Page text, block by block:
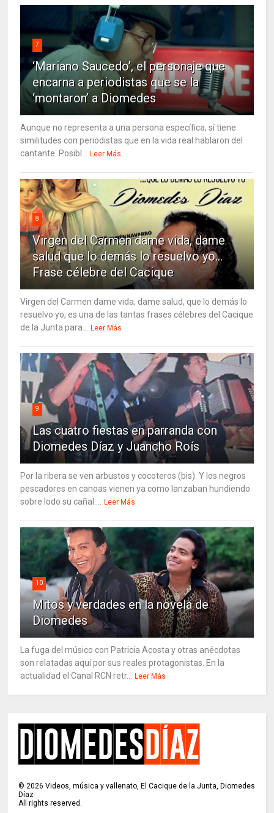
7
‘Mariano Saucedo’, el personaje que
encarna a periodistas que se la
‘montaron’ a Diomedes
Aunque no representa a una persona específica, sí tiene
similitudes con periodistas que en la vida real hablaron del
cantante. Posibl...
Leer Más
8
Virgen del Carmen dame vida, dame
salud que lo demás lo resuelvo yo…
Frase célebre del Cacique
Virgen del Carmen dame vida, dame salud, que lo demás lo
resuelvo yo, es una de las tantas frases célebres del Cacique
de la Junta para...
Leer Más
9
Las cuatro fiestas en parranda con
Diomedes Díaz y Juancho Roís
Por la ribera se ven arbustos y cocoteros (bis). Y los negros
pescadores en canoas vienen ya como lanzaban hundiendo
sobre lodo su cañal....
Leer Más
10
Mitos y verdades en la novela de
Diomedes
La fuga del músico con Patricia Acosta y otras anécdotas
son relatadas aquí por sus reales protagonistas. En la
actualidad el Canal RCN retr...
Leer Más
©2026 Videos, música y vallenato, El Cacique de la Junta, Diomedes
Díaz
All rights reserved.